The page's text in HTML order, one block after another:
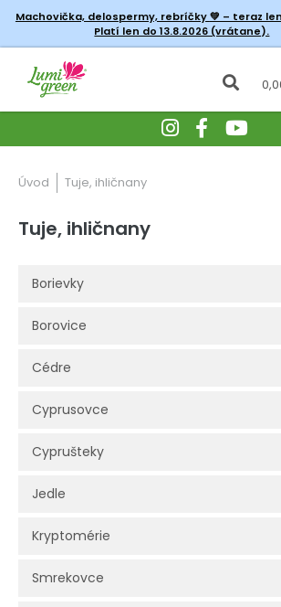
Machovička, delospermy, rebríčky💚 – teraz len
Platí len do 13.8.2026 (vrátane).
Úvod Tuje, ihličnany
Tuje, ihličnany
Borievky
Borovice
Cédre
Cyprusovce
Cyprušteky
Jedle
Kryptomérie
Smrekovce